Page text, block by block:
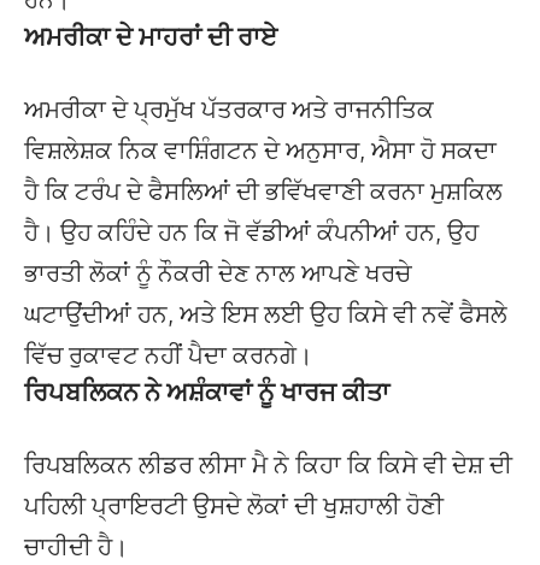
ਅਮਰੀਕਾ ਦੇ ਮਾਹਰਾਂ ਦੀ ਰਾਏ
ਅਮਰੀਕਾ ਦੇ ਪ੍ਰਮੁੱਖ ਪੱਤਰਕਾਰ ਅਤੇ ਰਾਜਨੀਤਿਕ
ਵਿਸ਼ਲੇਸ਼ਕ ਨਿਕ ਵਾਸ਼ਿੰਗਟਨ ਦੇ ਅਨੁਸਾਰ, ਐਸਾ ਹੋ ਸਕਦਾ
ਹੈ ਕਿ ਟਰੰਪ ਦੇ ਫੈਸਲਿਆਂ ਦੀ ਭਵਿੱਖਵਾਣੀ ਕਰਨਾ ਮੁਸ਼ਕਿਲ
ਹੈ। ਉਹ ਕਹਿੰਦੇ ਹਨ ਕਿ ਜੋ ਵੱਡੀਆਂ ਕੰਪਨੀਆਂ ਹਨ, ਉਹ
ਭਾਰਤੀ ਲੋਕਾਂ ਨੂੰ ਨੌਕਰੀ ਦੇਣ ਨਾਲ ਆਪਣੇ ਖਰਚੇ
ਘਟਾਉਂਦੀਆਂ ਹਨ, ਅਤੇ ਇਸ ਲਈ ਉਹ ਕਿਸੇ ਵੀ ਨਵੇਂ ਫੈਸਲੇ
ਵਿੱਚ ਰੁਕਾਵਟ ਨਹੀਂ ਪੈਦਾ ਕਰਨਗੇ।
ਰਿਪਬਲਿਕਨ ਨੇ ਅਸ਼ੰਕਾਵਾਂ ਨੂੰ ਖਾਰਜ ਕੀਤਾ
ਰਿਪਬਲਿਕਨ ਲੀਡਰ ਲੀਸਾ ਮੈ ਨੇ ਕਿਹਾ ਕਿ ਕਿਸੇ ਵੀ ਦੇਸ਼ ਦੀ
ਪਹਿਲੀ ਪ੍ਰਾਇਰਟੀ ਉਸਦੇ ਲੋਕਾਂ ਦੀ ਖੁਸ਼ਹਾਲੀ ਹੋਣੀ
ਚਾਹੀਦੀ ਹੈ।